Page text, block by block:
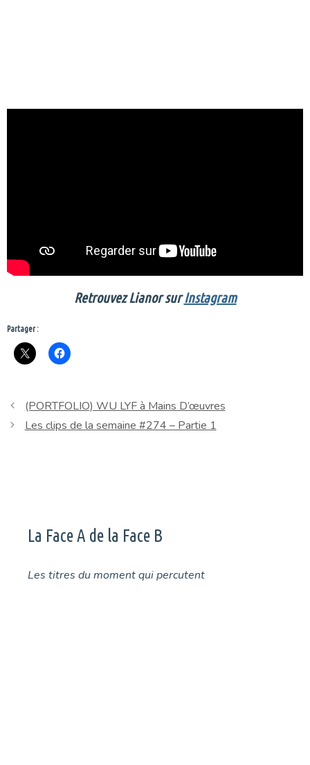
Retrouvez Lianor surInstagram
Partager :
(PORTFOLIO) WU LYF à Mains D’œuvres
Les clips de la semaine #274 – Partie 1
La Face A de la Face B
Les titres du moment qui percutent